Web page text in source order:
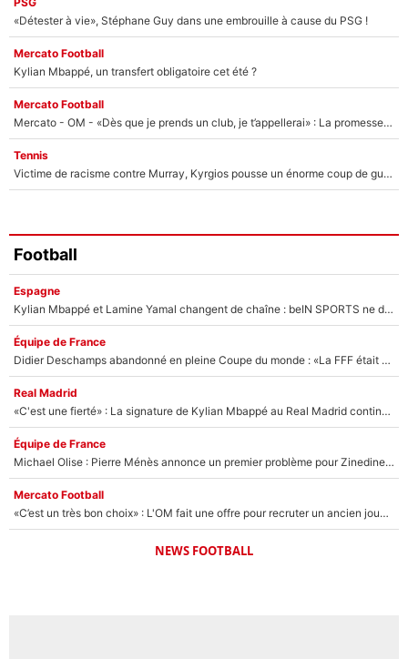
«Détester à vie», Stéphane Guy dans une embrouille à cause du PSG !
Mercato Football
Kylian Mbappé, un transfert obligatoire cet été ?
Mercato Football
Mercato - OM - «Dès que je prends un club, je t’appellerai» : La promesse de Marcelino au moment de claquer la porte
Tennis
Victime de racisme contre Murray, Kyrgios pousse un énorme coup de gueule !
Football
Espagne
Kylian Mbappé et Lamine Yamal changent de chaîne : beIN SPORTS ne digère pas cette décision historique et prédit un fiasco pour la Liga
Équipe de France
Didier Deschamps abandonné en pleine Coupe du monde : «La FFF était déjà passée à Zinedine Zidane»
Real Madrid
«C'est une fierté» : La signature de Kylian Mbappé au Real Madrid continue de régaler l'Espagne
Équipe de France
Michael Olise : Pierre Ménès annonce un premier problème pour Zinedine Zidane en équipe de France
Mercato Football
«C’est un très bon choix» : L'OM fait une offre pour recruter un ancien joueur du PSG... et c'est validé dans l'After Foot !
NEWS FOOTBALL